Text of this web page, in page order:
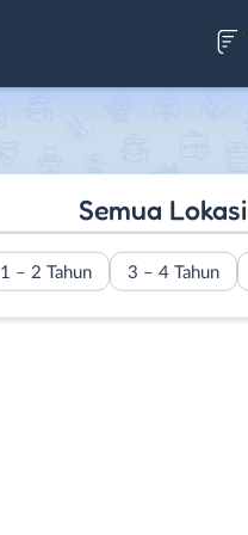
Semua Lokasi
1 – 2 Tahun 3 – 4 Tahun